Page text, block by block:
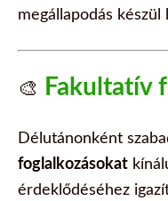
megállapodás készül
🎨 Fakultatív
Délutánonként
foglalkozásokat
érdeklődéséhez